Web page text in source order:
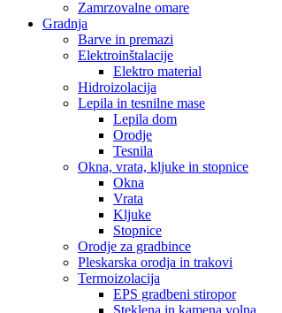
Zamrzovalne omare
Gradnja
Barve in premazi
Elektroinštalacije
Elektro material
Hidroizolacija
Lepila in tesnilne mase
Lepila dom
Orodje
Tesnila
Okna, vrata, kljuke in stopnice
Okna
Vrata
Kljuke
Stopnice
Orodje za gradbince
Pleskarska orodja in trakovi
Termoizolacija
EPS gradbeni stiropor
Steklena in kamena volna